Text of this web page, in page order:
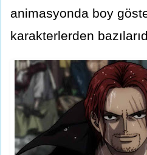
animasyonda boy
karakterlerden